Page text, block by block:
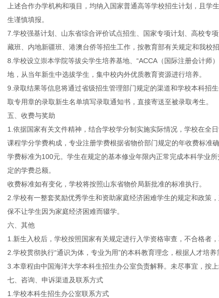
上述合作办学机构和项目，均纳入国家普通高等学校招生计划，且
生谨慎填报。
7.学校强基计划、山东省综合评价试点招生、国家专项计划、高校专
藏班、内地新疆班、港澳台侨等招生工作，按教育部有关规定和我校
8.学校设立崇本学院等拔尖学生培养基地、“ACCA（国际注册会计师
地，从当年新生中选拔学生，集中校内外优质教育资源进行培养。
9.录取结果等信息将通过省级招生管理部门规定的渠道和学校本科招
取专用章的录取新生名单填写录取通知书，直接寄送至被录取考生。
五、收费与奖助
1.依据国家有关文件精神，结合学校学分制实施实际情况，学校在全
课程学分学费构成，专业注册学费根据省物价部门规定的年收费标准
学费标准为100元。学生在规定的基本修业年限内正常完成本科学业
定的学费总额。
收费标准如有变化，学校将按照山东省物价局新批准的标准执行。
2.学校有一整套奖励优秀学生和资助家庭经济困难学生的规定和政策
保不让学生因为家庭经济困难而辍学。
六、其他
1.新生入校后，学校按照国家有关规定进行入学资格审查，不合格者
2.学校贯彻执行“通识为体，专业为用”的本科教育理念，根据人才培
3.本章程由中国海洋大学本科生招生办公室负责解释。未尽事宜，按
七、咨询、申诉渠道及联系方式
1.学校本科生招生办公室联系方式